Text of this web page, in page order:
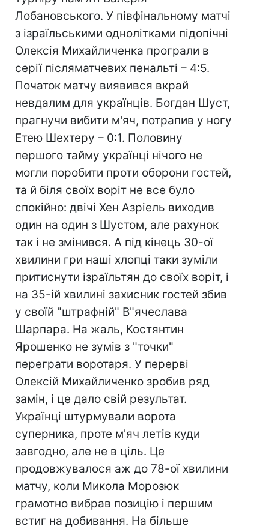
Лобановського. У півфінальному матчі
з ізраїльськими однолітками підопічні
Олексія Михайличенка програли в
серії післяматчевих пенальті – 4:5.
Початок матчу виявився вкрай
невдалим для українців. Богдан Шуст,
прагнучи вибити м'яч, потрапив у ногу
Етею Шехтеру – 0:1. Половину
першого тайму українці нічого не
могли поробити проти оборони гостей,
та й біля своїх воріт не все було
спокійно: двічі Хен Азріель виходив
один на один з Шустом, але рахунок
так і не змінився. А під кінець 30-ої
хвилини гри наші хлопці таки зуміли
притиснути ізраїльтян до своїх воріт, і
на 35-ій хвилині захисник гостей збив
у своїй "штрафній" В"ячеслава
Шарпара. На жаль, Костянтин
Ярошенко не зумів з "точки"
переграти воротаря. У перерві
Олексій Михайличенко зробив ряд
замін, і це дало свій результат.
Українці штурмували ворота
суперника, проте м'яч летів куди
завгодно, але не в ціль. Це
продовжувалося аж до 78-ої хвилини
матчу, коли Микола Морозюк
грамотно вибрав позицію і першим
встиг на добивання. На більше